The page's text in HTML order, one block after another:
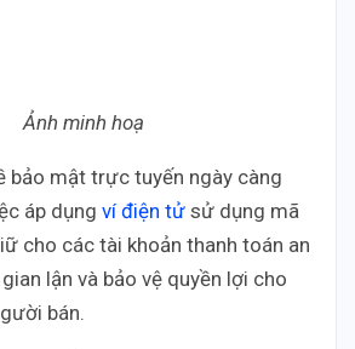
Ảnh minh hoạ
bảo mật trực tuyến ngày càng
áp dụng ví điện tử sử dụng mã
cho các tài khoản thanh toán an
lận và bảo vệ quyền lợi cho
bán.